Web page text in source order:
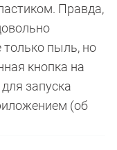
Правда,
только пыль, но
кнопка на
запуска
(об